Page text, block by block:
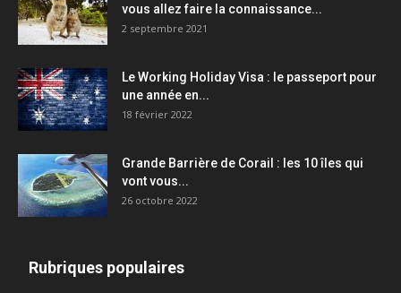
vous allez faire la connaissance...
2 septembre 2021
Le Working Holiday Visa : le passeport pour
une année en...
18 février 2022
Grande Barrière de Corail : les 10 îles qui
vont vous...
26 octobre 2022
Rubriques populaires